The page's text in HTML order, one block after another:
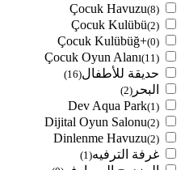
Çocuk Havuzu(8)
Çocuk Kulübü(2)
Çocuk Kulübüğ+(0)
Çocuk Oyun Alanı(11)
حديقة للأطفال(16)
البحر (2)
Dev Aqua Park(1)
Dijital Oyun Salonu(2)
Dinlenme Havuzu(2)
غرفة الترفيه(1)